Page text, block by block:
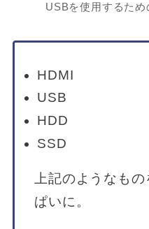
USBを使用するた
HDMI
USB
HDD
SSD
上記のようなも
ぱいに。